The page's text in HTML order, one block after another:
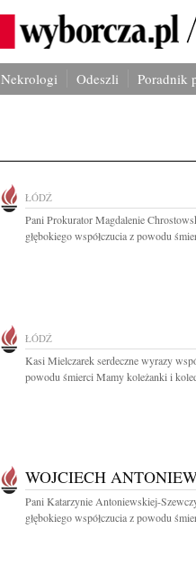
Nekrologi Odeszli Poradnik
ŁÓDŹ
Pani Prokurator Magdalenie
głębokiego współczucia z powodu
ŁÓDŹ
Kasi Mielczarek serdeczne wyrazy
powodu śmierci Mamy koleżanki i
WOJCIECH
Pani Katarzynie Antoniewskiej-
głębokiego współczucia z powodu